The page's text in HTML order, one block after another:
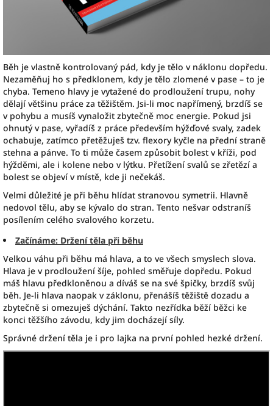
Běh je vlastně kontrolovaný pád, kdy je tělo v náklonu dopředu.
Nezaměňuj ho s předklonem, kdy je tělo zlomené v pase – to je
chyba. Temeno hlavy je vytažené do prodloužení trupu, nohy
dělají většinu práce za těžištěm. Jsi-li moc napřímený, brzdíš se
v pohybu a musíš vynaložit zbytečně moc energie. Pokud jsi
ohnutý v pase, vyřadíš z práce především hýžďové svaly, zadek
ochabuje, zatímco přetěžuješ tzv. flexory kyčle na přední straně
stehna a pánve. To ti může časem způsobit bolest v kříži, pod
hýžděmi, ale i kolene nebo v lýtku. Přetížení svalů se zřetězí a
bolest se objeví v místě, kde ji nečekáš.
Velmi důležité je při běhu hlídat stranovou symetrii. Hlavně
nedovol tělu, aby se kývalo do stran. Tento nešvar odstraníš
posílením celého svalového korzetu.
Začínáme: Držení těla při běhu
Velkou váhu při běhu má hlava, a to ve všech smyslech slova.
Hlava je v prodloužení šíje, pohled směřuje dopředu. Pokud
máš hlavu předkloněnou a díváš se na své špičky, brzdíš svůj
běh. Je-li hlava naopak v záklonu, přenášíš těžiště dozadu a
zbytečně si omezuješ dýchání. Takto nezřídka běží běžci ke
konci těžšího závodu, kdy jim docházejí síly.
Správné držení těla je i pro lajka na první pohled hezké držení.